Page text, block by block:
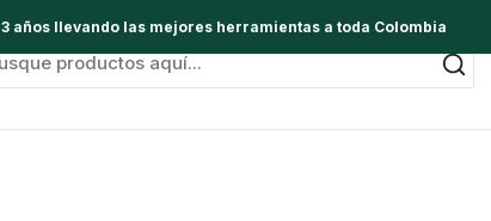
3 años llevando las mejores herramientas a toda Colombia